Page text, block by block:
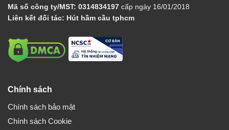
Mã số công ty/MST: 0314834197 cấp ngày 16/01/2018
Liên kết đối tác: Hút hầm cầu tphcm
Chính sách
Chính sách bảo mật
Chính sách Cookie